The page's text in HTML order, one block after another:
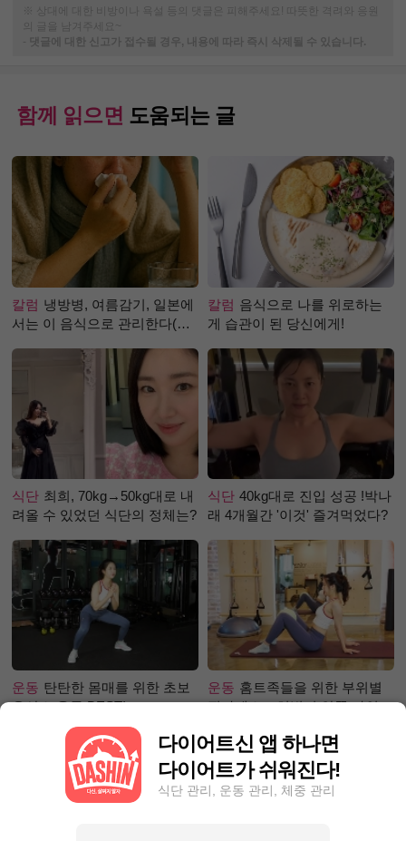
※ 상대에 대한 비방이나 욕설 등의 댓글은 피해주세요! 따뜻한 격려와 응원
-
댓글에 대한 신고가 접수될 경우, 내용에 따라 즉시 삭제될 수 있습니다.
함께 읽으면 도움되는 글
칼럼 냉방병, 여름감기, 일본에
서는 이 음식으로 관리한다(생
칼럼 음식으로 나를 위로하는
게 습관이 된 당신에게!
식단 최희, 70kg→50kg대로 내
려올 수 있었던 식단의 정체는?
식단 40kg대로 진입 성공 !박나
래 4개월간 '이것' 즐겨먹었다?
운동 탄탄한 몸매를 위한 초보
유산소 운동 BEST!
운동 홈트족들을 위한 부위별
필라테스 – 허벅지 안쪽 라인
다이어트신 앱 하나면
다이어트가 쉬워진다!
식단 관리, 운동 관리, 체중 관리